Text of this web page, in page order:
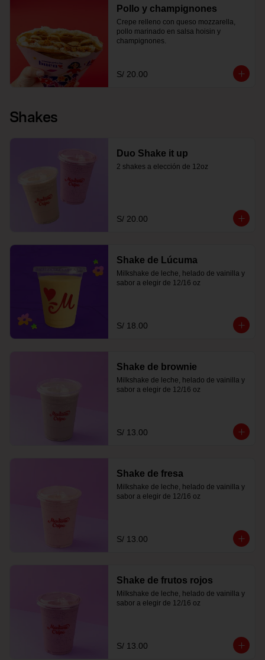
Pollo y champignones
Crepe relleno con queso mozzarella,
pollo marinado en salsa hoisin y
champignones.
S/ 20.00
Shakes
Duo Shake it up
2 shakes a elección de 12oz
S/ 20.00
Shake de Lúcuma
Milkshake de leche, helado de vainilla y
sabor a elegir de 12/16 oz
S/ 18.00
Shake de brownie
Milkshake de leche, helado de vainilla y
sabor a elegir de 12/16 oz
S/ 13.00
Shake de fresa
Milkshake de leche, helado de vainilla y
sabor a elegir de 12/16 oz
S/ 13.00
Shake de frutos rojos
Milkshake de leche, helado de vainilla y
sabor a elegir de 12/16 oz
S/ 13.00